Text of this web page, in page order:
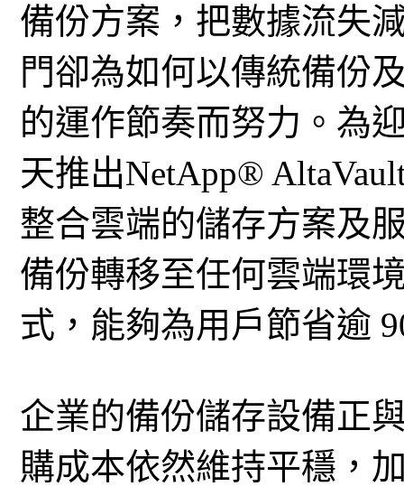
備份方案，把數據流失
門卻為如何以傳統備份
的運作節奏而努力。為
天推出NetApp®
整合雲端的儲存方案及
備份轉移至任何雲端環
式，能夠為用戶節省逾
企業的備份儲存設備正
購成本依然維持平穩，